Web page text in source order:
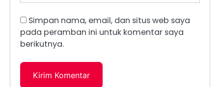
Simpan nama, email, dan situs web saya
pada peramban ini untuk komentar saya
berikutnya.